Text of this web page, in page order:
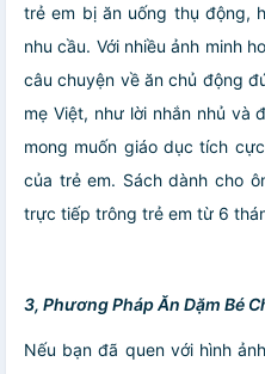
trẻ em bị ăn uống thụ động,
nhu cầu. Với nhiều ảnh minh
câu chuyện về ăn chủ động
mẹ Việt, như lời nhắn nhủ và
mong muốn giáo dục tích
của trẻ em. Sách dành cho
trực tiếp trông trẻ em từ 6
3, Phương Pháp Ăn Dặm Bé
Nếu bạn đã quen với hình